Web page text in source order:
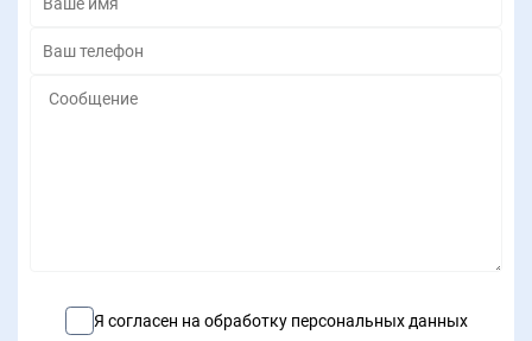
Я согласен на обработку персональных данных